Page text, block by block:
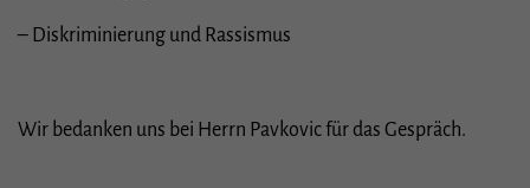
– Diskriminierung und Rassismus
Wir bedanken uns bei Herrn Pavkovic für das Gespräch.
standardmäßig blockiert. Wenn Cookies von externen Medien akzeptiert werden,
bedarf der Zugriff auf diese Inhalte keiner manuellen Einwilligung mehr.